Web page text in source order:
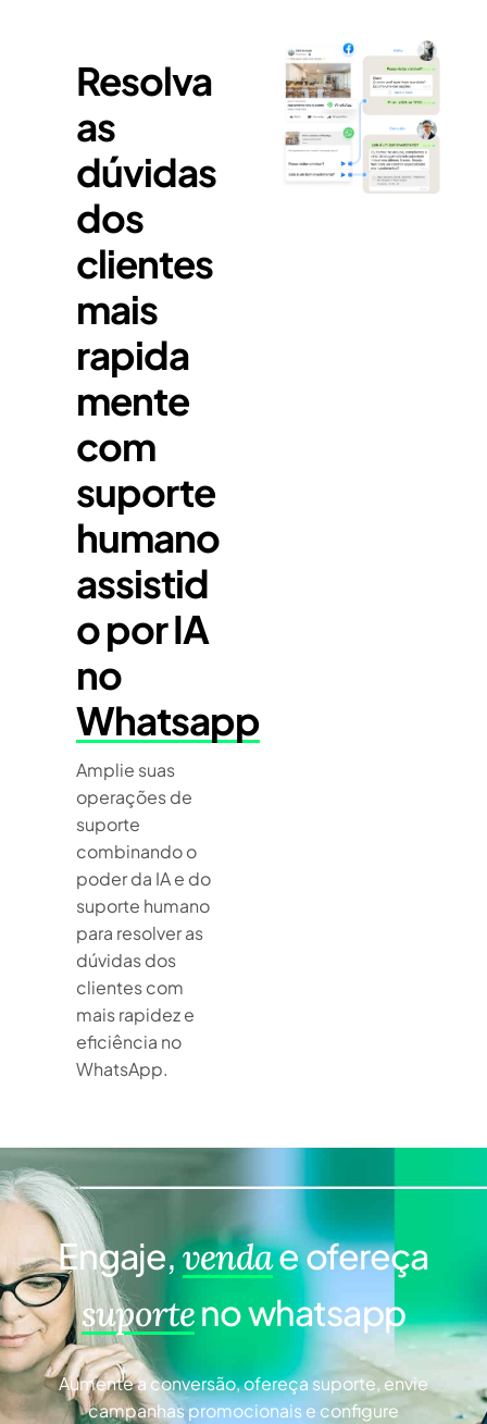
Resolva
as
dúvidas
dos
clientes
mais
rapida
mente
com
suporte
humano
assistid
o por IA
no
Whatsapp
Amplie suas
operações de
suporte
combinando o
poder da IA ​​e do
suporte humano
para resolver as
dúvidas dos
clientes com
mais rapidez e
eficiência no
WhatsApp.
Engaje,vendae ofereça
suporteno whatsapp
Aumente a conversão, ofereça suporte, envie
campanhas promocionais e configure